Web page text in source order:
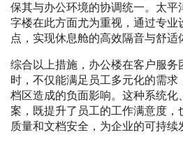
保其与办公环境的协调统一。太平
字楼在此方面尤为重视，通过专业
点，实现休息舱的高效隔音与舒适
综合以上措施，办公楼在客户服务
时，不仅能满足员工多元化的需求
档区造成的负面影响。这种系统化
案，既提升了员工的工作满意度，
质量和文档安全，为企业的可持续